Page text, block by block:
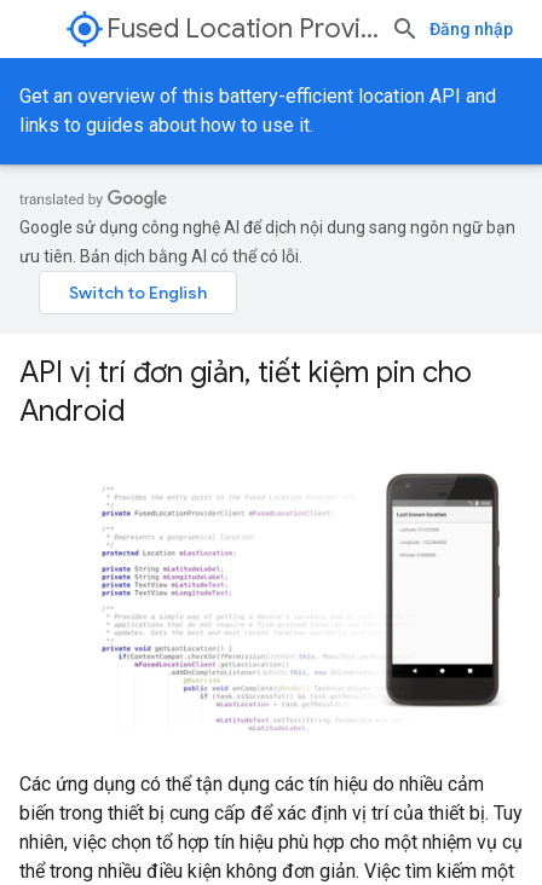
my_location Fused Location Provider API Đăng nhập
Get an overview of this battery-efficient location API and
links to guides about how to use it.
Google sử dụng công nghệ AI để dịch nội dung sang ngôn ngữ bạn
ưu tiên. Bản dịch bằng AI có thể có lỗi.
API vị trí đơn giản, tiết kiệm pin cho
Android
Các ứng dụng có thể tận dụng các tín hiệu do nhiều cảm
biến trong thiết bị cung cấp để xác định vị trí của thiết bị. Tuy
nhiên, việc chọn tổ hợp tín hiệu phù hợp cho một nhiệm vụ cụ
thể trong nhiều điều kiện không đơn giản. Việc tìm kiếm một